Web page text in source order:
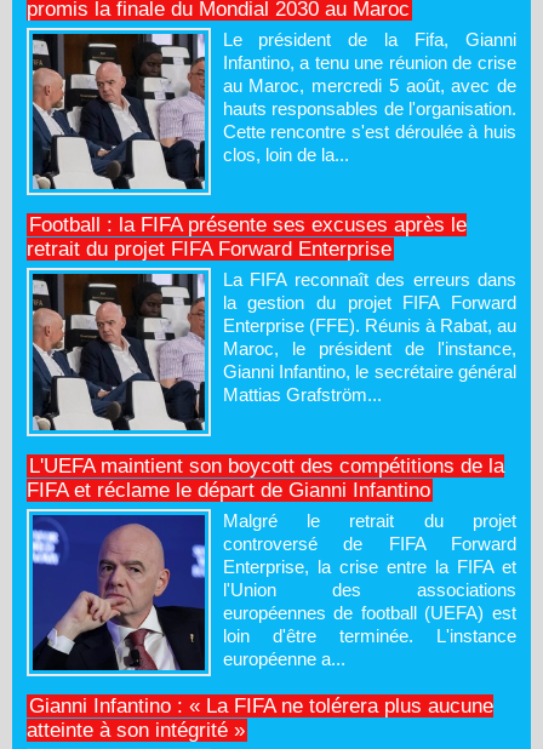
promis la finale du Mondial 2030 au Maroc
Le président de la Fifa, Gianni
Infantino, a tenu une réunion de crise
au Maroc, mercredi 5 août, avec de
hauts responsables de l'organisation.
Cette rencontre s'est déroulée à huis
clos, loin de la...
Football : la FIFA présente ses excuses après le
retrait du projet FIFA Forward Enterprise
La FIFA reconnaît des erreurs dans
la gestion du projet FIFA Forward
Enterprise (FFE). Réunis à Rabat, au
Maroc, le président de l'instance,
Gianni Infantino, le secrétaire général
Mattias Grafström...
L'UEFA maintient son boycott des compétitions de la
FIFA et réclame le départ de Gianni Infantino
Malgré le retrait du projet
controversé de FIFA Forward
Enterprise, la crise entre la FIFA et
l'Union des associations
européennes de football (UEFA) est
loin d'être terminée. L'instance
européenne a...
Gianni Infantino : « La FIFA ne tolérera plus aucune
atteinte à son intégrité »